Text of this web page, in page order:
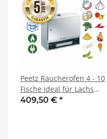
Peetz Räucherofen 4 - 10
Fische ideal für Lachs
mit Tür Edelstahl rostfrei
409,50 € *